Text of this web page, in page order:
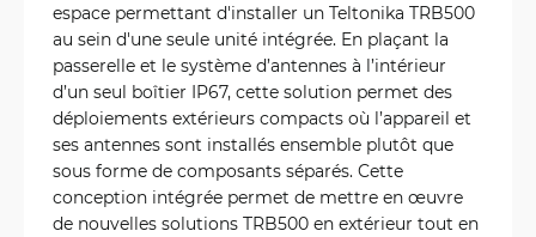
espace permettant d'installer un Teltonika TRB500
au sein d'une seule unité intégrée. En plaçant la
passerelle et le système d’antennes à l’intérieur
d’un seul boîtier IP67, cette solution permet des
déploiements extérieurs compacts où l’appareil et
ses antennes sont installés ensemble plutôt que
sous forme de composants séparés. Cette
conception intégrée permet de mettre en œuvre
de nouvelles solutions TRB500 en extérieur tout en